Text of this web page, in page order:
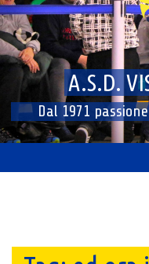
A.S.D.
Dal 1971